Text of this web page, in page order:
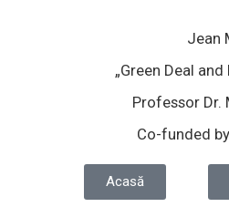
Jean
„Green Deal
Professor Dr.
Co-funded
Acasă